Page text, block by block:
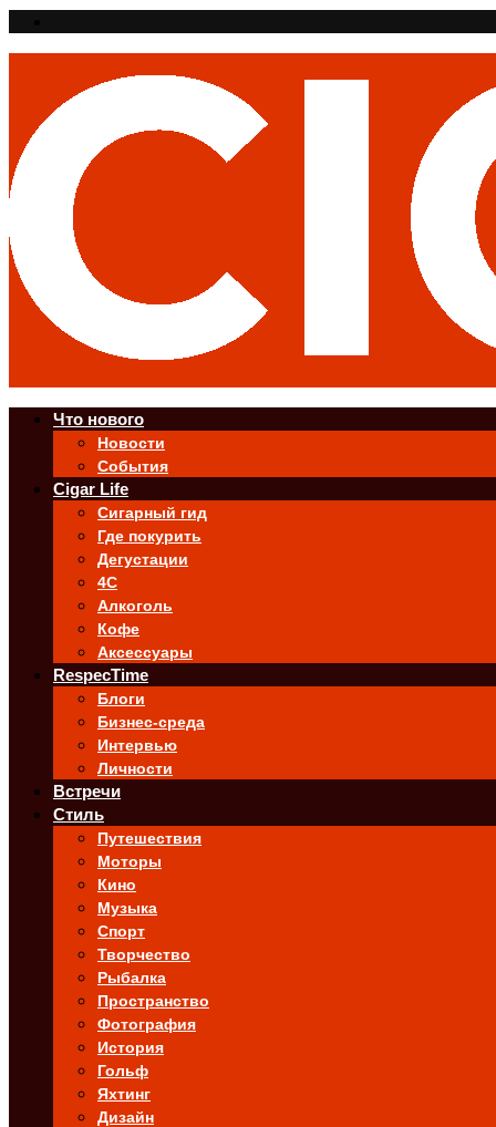
Что нового
Новости
События
Cigar Life
Сигарный гид
Где покурить
Дегустации
4C
Алкоголь
Кофе
Аксессуары
RespecTime
Блоги
Бизнес-среда
Интервью
Личности
Встречи
Стиль
Путешествия
Моторы
Кино
Музыка
Спорт
Творчество
Рыбалка
Пространство
Фотография
История
Гольф
Яхтинг
Дизайн